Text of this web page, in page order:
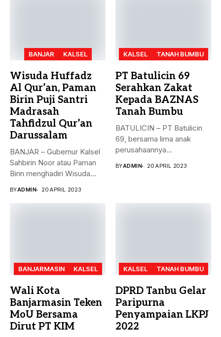
BANJAR KALSEL
Wisuda Huffadz
Al Qur’an, Paman
Birin Puji Santri
Madrasah
Tahfidzul Qur’an
Darussalam
BANJAR – Gubernur Kalsel
Sahbirin Noor atau Paman
Birin menghadiri Wisuda
BYADMIN 20 APRIL 2023
KALSEL TANAH BUMBU
PT Batulicin 69
Serahkan Zakat
Kepada BAZNAS
Tanah Bumbu
BATULICIN – PT Batulicin
69, bersama lima anak
perusahaannya
BYADMIN 20 APRIL 2023
BANJARMASIN KALSEL
Wali Kota
Banjarmasin Teken
MoU Bersama
Dirut PT KIM
KALSEL TANAH BUMBU
DPRD Tanbu Gelar
Paripurna
Penyampaian LKPJ
2022